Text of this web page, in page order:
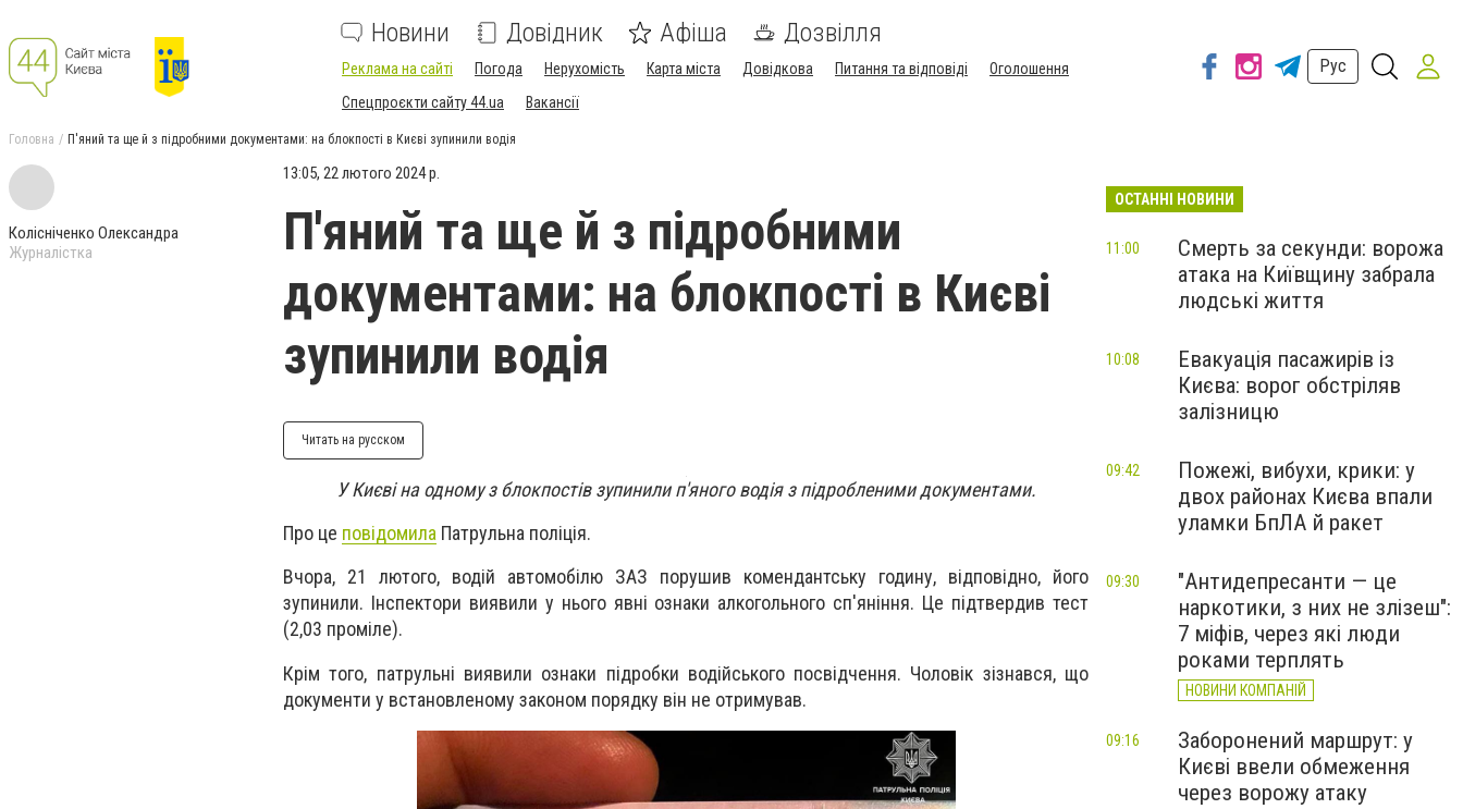
Новини Довідник Афіша Дозвілля
Реклама на сайті Погода Нерухомість Карта міста Довідкова Питання та відповіді
Оголошення
Спецпроєкти сайту 44.ua
Вакансії
Рус
Головна П'яний та ще й з підробними документами: на блокпості в Києві зупинили водія
Колісніченко Олександра
Журналістка
13:05, 22 лютого 2024 р.
П'яний та ще й з підробними
документами: на блокпості в Києві
зупинили водія
Читать на русском
У Києві на одному з блокпостів зупинили п'яного водія з підробленими документами.
Про це повідомила Патрульна поліція.
Вчора, 21 лютого, водій автомобілю ЗАЗ порушив комендантську годину, відповідно, його
зупинили. Інспектори виявили у нього явні ознаки алкогольного сп'яніння. Це підтвердив тест
(2,03 проміле).
Крім того, патрульні виявили ознаки підробки водійського посвідчення. Чоловік зізнався, що
документи у встановленому законом порядку він не отримував.
ОСТАННІ НОВИНИ
Смерть за секунди: ворожа
атака на Київщину забрала
людські життя
11:00
Евакуація пасажирів із
Києва: ворог обстріляв
залізницю
10:08
Пожежі, вибухи, крики: у
двох районах Києва впали
уламки БпЛА й ракет
09:42
"Антидепресанти — це
наркотики, з них не злізеш":
7 міфів, через які люди
роками терплять
НОВИНИ КОМПАНІЙ
09:30
Заборонений маршрут: у
Києві ввели обмеження
через ворожу атаку
09:16